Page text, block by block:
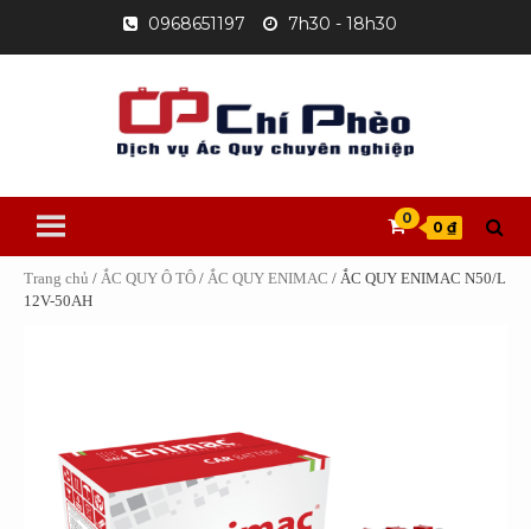
content
0968651197 7h30 - 18h30
0
0 ₫
Trang chủ / ẮC QUY Ô TÔ / ẮC QUY ENIMAC / ẮC QUY ENIMAC N50/L
12V-50AH